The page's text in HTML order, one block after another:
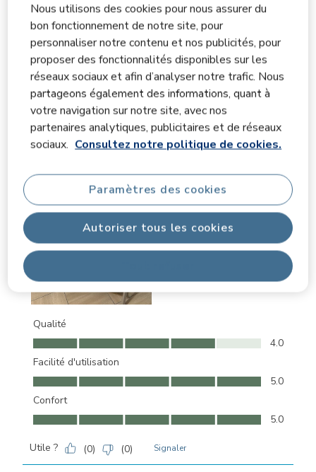
Nous utilisons des cookies pour nous assurer du
bon fonctionnement de notre site, pour
personnaliser notre contenu et nos publicités, pour
proposer des fonctionnalités disponibles sur les
réseaux sociaux et afin d’analyser notre trafic. Nous
partageons également des informations, quant à
votre navigation sur notre site, avec nos
partenaires analytiques, publicitaires et de réseaux
sociaux. Consultez notre politique de cookies.
Autoriser tous les cookies
Paramètres des cookies
Qualité
Qualité, 4.0 sur 5
4.0
Facilité d'utilisation
Facilité d'utilisation, 5.0 sur 5
5.0
Confort
Confort, 5.0 sur 5
5.0
Utile ? (0) (0) Signaler